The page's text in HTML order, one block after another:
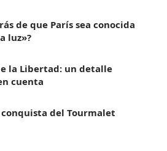
de que París sea conocida
luz»?
la Libertad: un detalle
cuenta
del Tourmalet